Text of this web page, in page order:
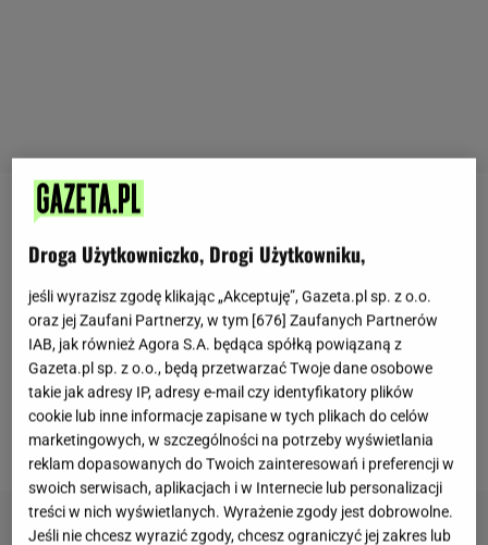
Szefowa Australijskiego Instytutu Fitness ma dla
czytelników internetowego magazynu Life Hacker
kilka treningowych wskazówek. Każda z nich
dotyczy tego, jak wzmocnić plecy za pomocą
ćwiczeń. Budowa mięśni w tym obszarze sprawi, że
z większą łatwością przyjdzie nam podnoszenie,
chodzenie czy np. bieganie. Jakie konkretnie
ćwiczenia poleciła Kate Kraschnefski?
Droga Użytkowniczko, Drogi Użytkowniku,
jeśli wyrazisz zgodę klikając „Akceptuję”, Gazeta.pl sp. z o.o.
oraz jej Zaufani Partnerzy, w tym [676] Zaufanych Partnerów
IAB, jak również Agora S.A. będąca spółką powiązaną z
Gazeta.pl sp. z o.o., będą przetwarzać Twoje dane osobowe
takie jak adresy IP, adresy e-mail czy identyfikatory plików
cookie lub inne informacje zapisane w tych plikach do celów
marketingowych, w szczególności na potrzeby wyświetlania
reklam dopasowanych do Twoich zainteresowań i preferencji w
swoich serwisach, aplikacjach i w Internecie lub personalizacji
treści w nich wyświetlanych. Wyrażenie zgody jest dobrowolne.
Jeśli nie chcesz wyrazić zgody, chcesz ograniczyć jej zakres lub